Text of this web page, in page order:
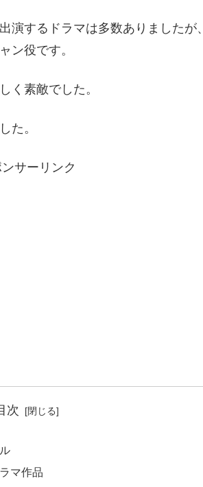
演するドラマは多数ありましたが、
ン役です。
く素敵でした。
た。
サーリンク
次
マ作品